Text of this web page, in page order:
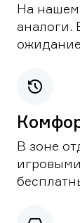
На нашем
аналоги.
В зоне